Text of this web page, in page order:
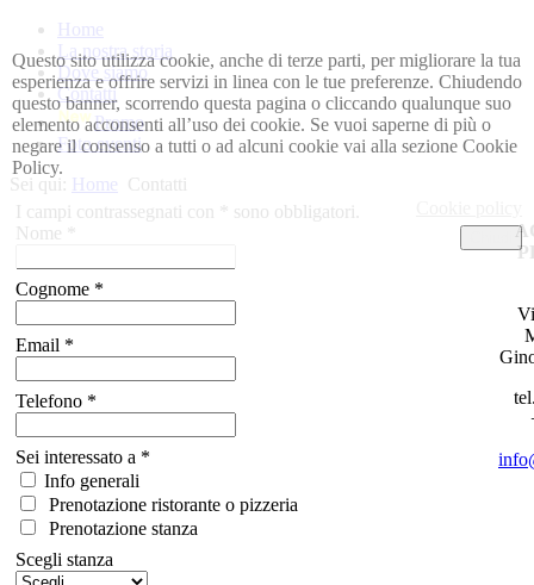
Questo sito utilizza cookie, anche di terze parti, per migliorare la tua
esperienza e offrire servizi in linea con le tue preferenze. Chiudendo
questo banner, scorrendo questa pagina o cliccando qualunque suo
elemento acconsenti all’uso dei cookie. Se vuoi saperne di più o
negare il consenso a tutti o ad alcuni cookie vai alla sezione Cookie
Policy.
Home
La nostra storia
Dove siamo
Contatti
Promo
Foto eventi
Sei qui:
Home Contatti
I campi contrassegnati con * sono obbligatori.
Nome
Cognome *
Email *
Telefono *
Sei interessato a *
Info generali
Prenotazione ristorante o pizzeria
Prenotazione stanza
Scegli stanza